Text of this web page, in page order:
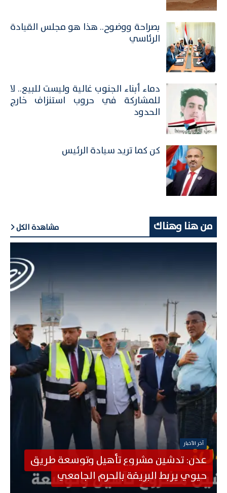
بصراحة ووضوح.. هذا هو مجلس القيادة
الرئاسي
​دماء أبناء الجنوب غالية وليست للبيع.. لا
للمشاركة في حروب استنزاف خارج
الحدود
كن كما تريد سيادة الرئيس
من هنا وهناك مشاهدة الكل
آخر الأخبار
عدن: تدشين مشروع تأهيل وتوسعة طريق
حيوي يربط البريقة بالحرم الجامعي